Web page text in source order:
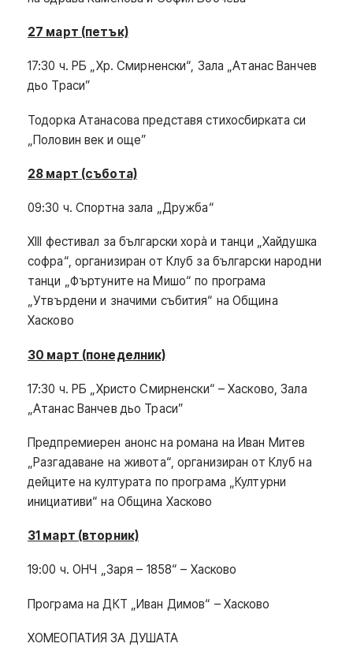
27 март (петък)
17:30 ч. РБ „Хр. Смирненски“, Зала „Атанас Ванчев
дьо Траси”
Тодорка Атанасова представя стихосбирката си
„Половин век и още”
28 март (събота)
09:30 ч. Спортна зала „Дружба“
XIII фестивал за български хорà и танци „Хайдушка
софра“, организиран от Клуб за български народни
танци „Фъртуните на Мишо“ по програма
„Утвърдени и значими събития“ на Община
Хасково
30 март (понеделник)
17:30 ч. РБ „Христо Смирненски“ – Хасково, Зала
„Атанас Ванчев дьо Траси”
Предпремиерен анонс на романа на Иван Митев
„Разгадаване на живота“, организиран от Клуб на
дейците на културата по програма „Културни
инициативи“ на Община Хасково
31 март (вторник)
19:00 ч. ОНЧ „Заря – 1858“ – Хасково
Програма на ДКТ „Иван Димов“ – Хасково
ХОМЕОПАТИЯ ЗА ДУШАТА